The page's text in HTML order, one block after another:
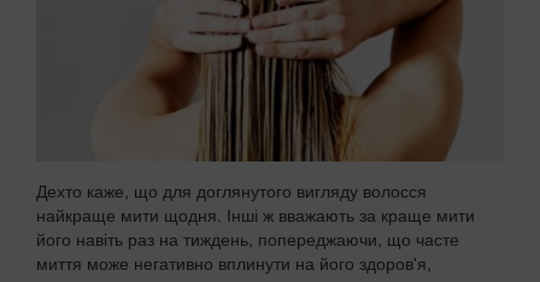
Дехто каже, що для доглянутого вигляду волосся
найкраще мити щодня. Інші ж вважають за краще мити
його навіть раз на тиждень, попереджаючи, що часте
миття може негативно вплинути на його здоров'я,